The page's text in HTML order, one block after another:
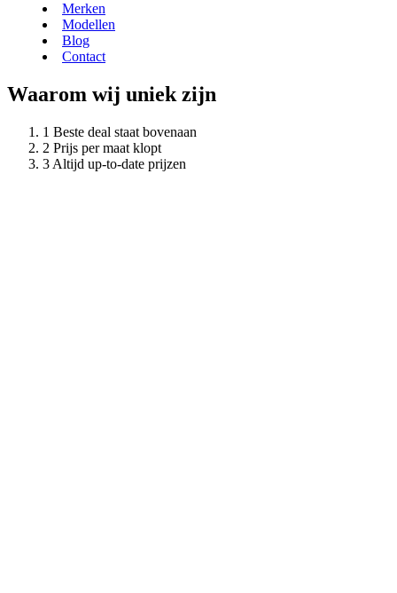
Merken
Modellen
Blog
Contact
Waarom wij uniek zijn
Beste deal staat bovenaan
Prijs per maat klopt
Altijd up-to-date prijzen